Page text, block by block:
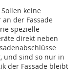
keine
der Fassade
spezielle
direkt neben
und sind so nur in
der Fassade bleibt